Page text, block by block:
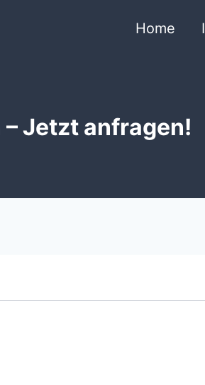
Home
Jetzt anfragen!